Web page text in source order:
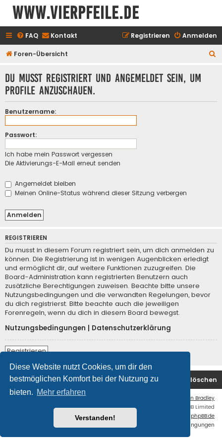
Diese Website nutzt Cookies, um dir den
bestmöglichen Komfort bei der Nutzung zu
bieten. Mehr erfahren
Verstanden!
www.vierpfeile.de
FAQ Kontakt Anmelden
Registrieren
Foren-Übersicht
Du musst registriert und angemeldet sein, um
Profile anzuschauen.
Benutzername:
Passwort:
Ich habe mein Passwort vergessen
Die Aktivierungs-E-Mail erneut senden
Angemeldet bleiben
Meinen Online-Status während dieser Sitzung verbergen
REGISTRIEREN
Du musst in diesem Forum registriert sein, um dich anmelden zu
können. Die Registrierung ist in wenigen Augenblicken erledigt
und ermöglicht dir, auf weitere Funktionen zuzugreifen. Die
Board-Administration kann registrierten Benutzern auch
zusätzliche Berechtigungen zuweisen. Beachte bitte unsere
Nutzungsbedingungen und die verwandten Regelungen, bevor
du dich registrierst. Bitte beachte auch die jeweiligen
Forenregeln, wenn du dich in diesem Board bewegst.
Nutzungsbedingungen
Datenschutzerklärung
Registrieren
Foren-Übersicht Alle Cookies löschen
Kontakt
Ian Bradley
Powered byphpBB® Forum Software © phpBB Limited
Deutsche Übersetzung durch phpBB.de
Datenschutz
Nutzungsbedingungen